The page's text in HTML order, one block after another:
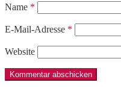
Name *
E-Mail-Adresse *
Website